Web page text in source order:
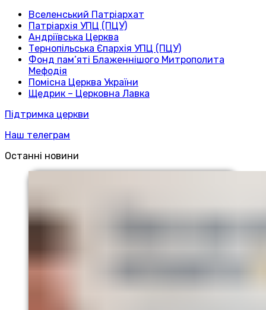
Вселенський Патріархат
Патріархія УПЦ (ПЦУ)
Андріївська Церква
Тернопільська Єпархія УПЦ (ПЦУ)
Фонд пам’яті Блаженнішого Митрополита
Мефодія
Помісна Церква України
Щедрик – Церковна Лавка
Підтримка церкви
Наш телеграм
Останні новини